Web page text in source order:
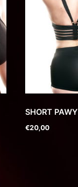
SHORT PAWY
€20,00